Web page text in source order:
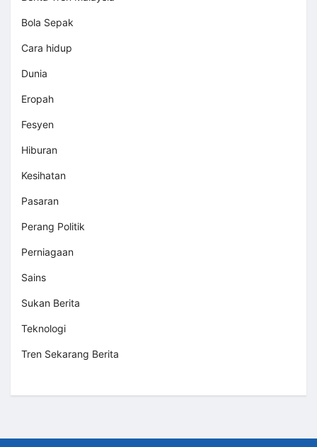
Bola Sepak
Cara hidup
Dunia
Eropah
Fesyen
Hiburan
Kesihatan
Pasaran
Perang Politik
Perniagaan
Sains
Sukan Berita
Teknologi
Tren Sekarang Berita